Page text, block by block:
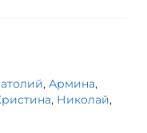
, Армина,
, Николай,